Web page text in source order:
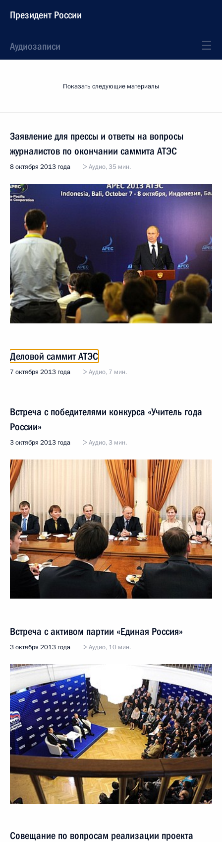
Президент России
Аудиозаписи
Показать следующие материалы
Заявление для прессы и ответы на вопросы
журналистов по окончании саммита АТЭС
8 октября 2013 года Аудио, 35 мин.
Деловой саммит АТЭС
7 октября 2013 года Аудио, 7 мин.
Встреча с победителями конкурса «Учитель года
России»
3 октября 2013 года Аудио, 3 мин.
Встреча с активом партии «Единая Россия»
3 октября 2013 года Аудио, 10 мин.
Совещание по вопросам реализации проекта